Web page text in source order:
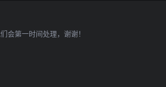
会第一时间处理，谢谢！